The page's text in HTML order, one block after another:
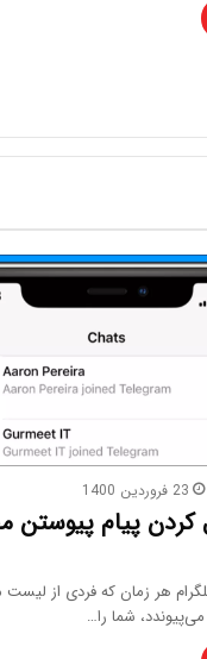
23 فروردین 1400
کردن پیام پیوستن
هر زمان که فردی از
شما را…